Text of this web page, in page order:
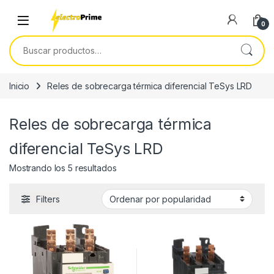
Skip to navigation
Skip to content
0
Buscar por:
Inicio Reles de sobrecarga térmica diferencial TeSys LRD
Reles de sobrecarga térmica
diferencial TeSys LRD
Mostrando los 5 resultadosOrdenado por popularidad
Filters